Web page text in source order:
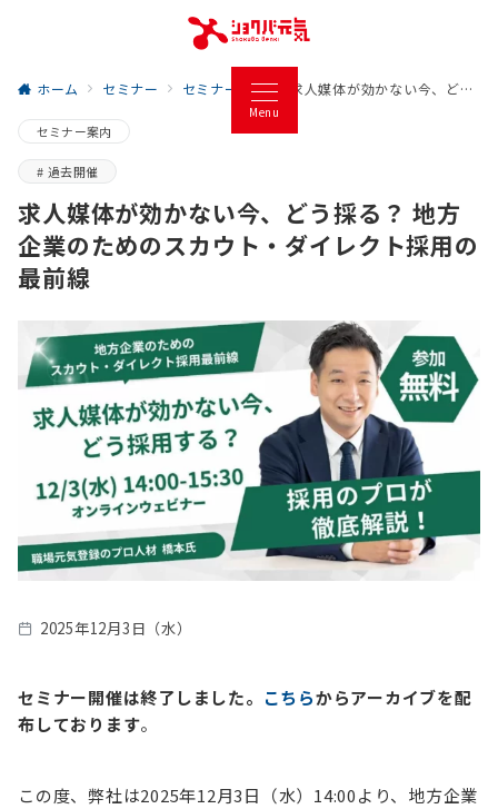
Menu
ホーム セミナー セミナー案内 求人媒体が効かない今、どう採る？ 地方企業のためのスカウト・ダイレクト採用の最前線
セミナー案内
過去開催
求人媒体が効かない今、どう採る？ 地方
企業のためのスカウト・ダイレクト採用の
最前線
2025年12月3日（水）
セミナー開催は終了しました。 こちらからアーカイブを配
布しております。
この度、弊社は2025年12月3日（水）14:00より、地方企業